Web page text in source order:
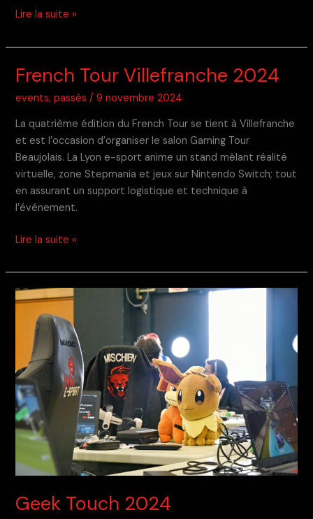
Tournoi
pour
Voix
Lire la suite »
French Tour Villefranche 2024
events,passés /9 novembre 2024
La quatrième édition du French Tour se tient à Villefranche
et est l’occasion d’organiser le salon Gaming Tour
Beaujolais. La Lyon e-sport anime un stand mêlant réalité
virtuelle, zone Stepmania et jeux sur Nintendo Switch; tout
en assurant un support logistique et technique à
l’événement.
French
Villefranche
2024
Lire la suite »
Geek Touch 2024